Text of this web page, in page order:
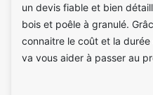
un devis fiable et bien
bois et poêle à granulé.
connaitre le coût et la
va vous aider à passer au